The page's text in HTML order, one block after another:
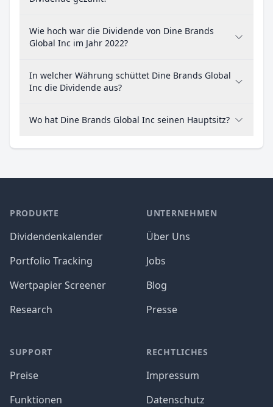
Wie hoch war die Dividende von Dine Brands
Global Inc im Jahr 2022?
In welcher Währung schüttet Dine Brands Global
Inc die Dividende aus?
Wo hat Dine Brands Global Inc seinen Hauptsitz?
PRODUKTE
Dividendenkalender
Portfolio Tracking
Wertpapier Screener
Research
SUPPORT
Preise
Funktionen
UNTERNEHMEN
Über Uns
Jobs
Blog
Presse
RECHTLICHES
Impressum
Datenschutz